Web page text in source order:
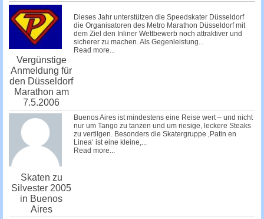
Vergünstige
Anmeldung für
den Düsseldorf
Marathon am
7.5.2006
Dieses Jahr unterstützen die Speedskater Düsseldorf
die Organisatoren des Metro Marathon Düsseldorfmit
dem Ziel den Inliner Wettbewerb noch attraktiver und
sicherer zu machen. Als Gegenleistung...
Read more...
Skaten zu
Silvester 2005
in Buenos
Aires
Buenos Aires ist mindestens eine Reise wert – und nicht
nur um Tango zu tanzen und um riesige, leckere Steaks
zu vertilgen. Besonders die Skatergruppe ‚Patin en
Linea‘ ist eine kleine,...
Read more...